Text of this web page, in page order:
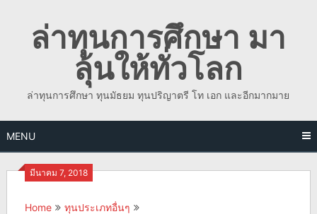
contentล่าทุนการศึกษา มา
ลุ้นให้ทั่วโลก
ล่าทุนการศึกษา ทุนมัธยม ทุนปริญาตรี โท เอก และอีกมากมาย
MENU
มีนาคม 7, 2018
Home
ทุนประเภทอื่นๆ